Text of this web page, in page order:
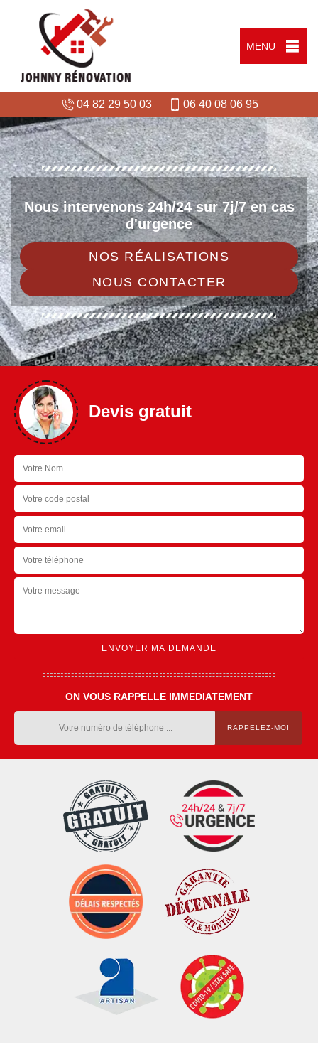
MENU
04 82 29 50 03 06 40 08 06 95
Nous intervenons 24h/24 sur 7j/7 en cas
d'urgence
NOS RÉALISATIONS
NOUS CONTACTER
Devis gratuit
ON VOUS RAPPELLE IMMEDIATEMENT